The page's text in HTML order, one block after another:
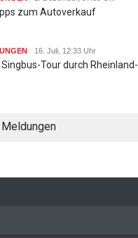
zum Autoverkauf
16. Juli, 12:33 Uhr
Tour durch Rheinland-